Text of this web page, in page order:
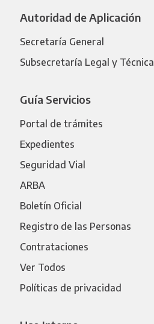
Autoridad de Aplicación
Secretaría General
Subsecretaría Legal y Técnica
Guía Servicios
Portal de trámites
Expedientes
Seguridad Vial
ARBA
Boletín Oficial
Registro de las Personas
Contrataciones
Ver Todos
Políticas de privacidad